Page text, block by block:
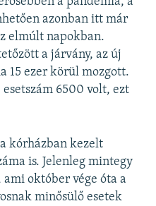
azonban itt már
elmúlt napokban.
a járvány, az új
15 ezer körül mozgott.
esetszám 6500 volt, ezt
kórházban kezelt
is. Jelenleg mintegy
október vége óta a
minősülő esetek